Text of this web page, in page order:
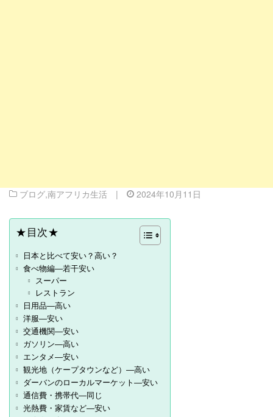
ブログ,南アフリカ生活 | 2024年10月11日
★目次★
日本と比べて安い？高い？
食べ物編―若干安い
スーパー
レストラン
日用品―高い
洋服―安い
交通機関―安い
ガソリン―高い
エンタメ―安い
観光地（ケープタウンなど）―高い
ダーバンのローカルマーケット―安い
通信費・携帯代―同じ
光熱費・家賃など―安い